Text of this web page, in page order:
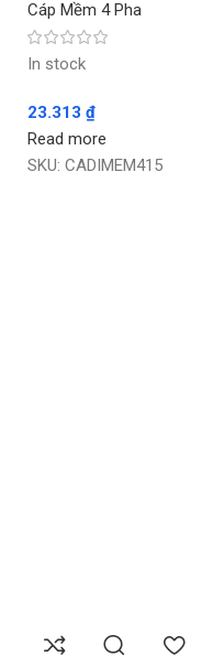
Cáp Mềm 4 Pha
In stock
23.313 ₫
Read more
SKU: CADIMEM415